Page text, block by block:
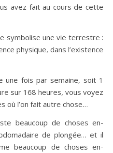
avez fait au cours de cette
symbolise une vie terrestre :
physique, dans l’existence
une fois par semaine, soit 1
sur 168 heures, vous voyez
où l’on fait autre chose…
beaucoup de choses en-
de plongée… et il
beaucoup de choses en-